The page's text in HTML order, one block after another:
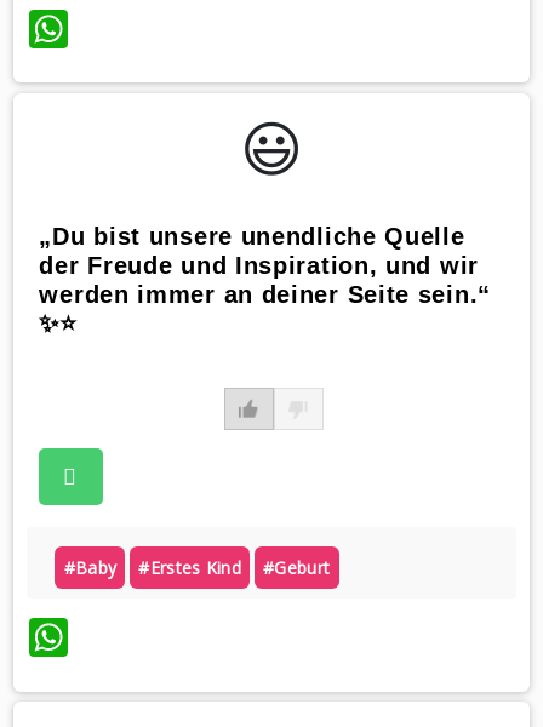
WhatsApp
😃️
„Du bist unsere unendliche Quelle
der Freude und Inspiration, und wir
werden immer an deiner Seite sein.“
✨⭐️
#baby #erstes Kind #geburt
WhatsApp